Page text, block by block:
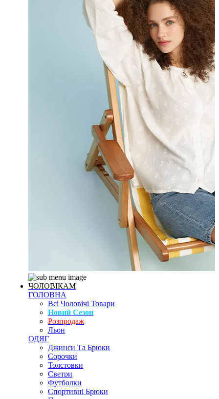
ЧОЛОВІКАМ
ГОЛОВНА
Всі Чоловічі Товари
Новий Сезон
Розпродаж
Льон
ОДЯГ
Джинси Та Брюки
Сорочки
Толстовки
Светри
Футболки
Спортивні Брюки